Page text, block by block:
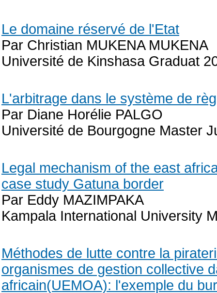
Le domaine réservé de l'Etat
Par Christian MUKENA MUKENA
Université de Kinshasa Graduat
L'arbitrage dans le système de
Par Diane Horélie PALGO
Université de Bourgogne Master
Legal mechanism of the east
case study Gatuna border
Par Eddy MAZIMPAKA
Kampala International University
Méthodes de lutte contre la
organismes de gestion collective
africain(UEMOA): l'exemple du